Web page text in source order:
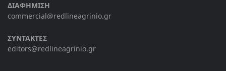
ΔΙΑΦΗΜΙΣΗ
commercial@redlineagrinio.gr
ΣΥΝΤΑΚΤΕΣ
editors@redlineagrinio.gr